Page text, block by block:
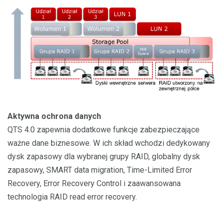
Aktywna ochrona danych
QTS 4.0 zapewnia dodatkowe funkcje zabezpieczające
ważne dane biznesowe. W ich skład wchodzi dedykowany
dysk zapasowy dla wybranej grupy RAID, globalny dysk
zapasowy, SMART data migration, Time-Limited Error
Recovery, Error Recovery Control i zaawansowana
technologia RAID read error recovery.